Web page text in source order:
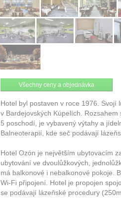
Všechny ceny a objednávka
Hotel byl postaven v roce 1976.
v Bardejovských Kúpelích.
5 poschodí, je vybavený výtahy a
Balneoterapií, kde seč podávají
Hotel Ozón je největším ubytovacím
ubytování ve dvoulůžkových,
má balkonové i nebalkonové pokoje.
Wi-Fi připojení. Hotel je propojen
se podávají lázeňské procedury